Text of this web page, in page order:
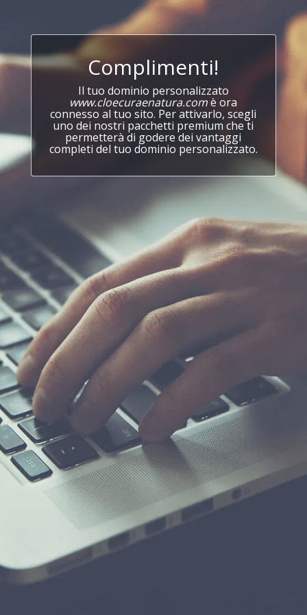
Complimenti!
Il tuo dominio personalizzato
www.cloecuraenatura.comè ora
connesso al tuo sito. Per attivarlo, scegli
uno dei nostri pacchetti premium che ti
permetterà di godere dei vantaggi
completi del tuo dominio personalizzato.